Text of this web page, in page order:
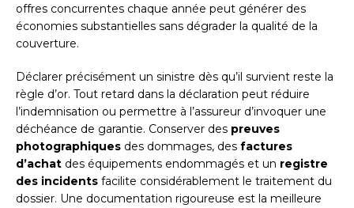
offres concurrentes chaque année peut générer des
économies substantielles sans dégrader la qualité de la
couverture.
Déclarer précisément un sinistre dès qu’il survient reste la
règle d’or. Tout retard dans la déclaration peut réduire
l’indemnisation ou permettre à l’assureur d’invoquer une
déchéance de garantie. Conserver des preuves
photographiques des dommages, des factures
d’achat des équipements endommagés et un registre
des incidents facilite considérablement le traitement du
dossier. Une documentation rigoureuse est la meilleure